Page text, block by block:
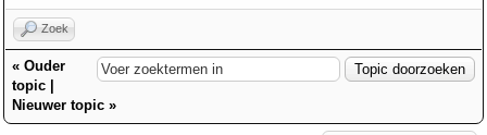
Zoek
« Ouder
topic
Nieuwer topic »